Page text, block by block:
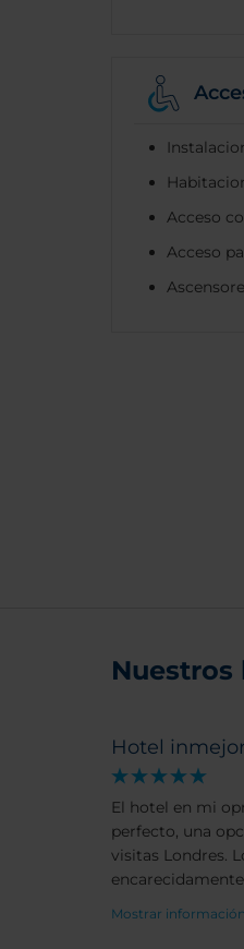
Acceso
Acceso
Hotel
El hotel en mi
perfecto, una
visitas Londres.
encarecidamente
Mostrar información